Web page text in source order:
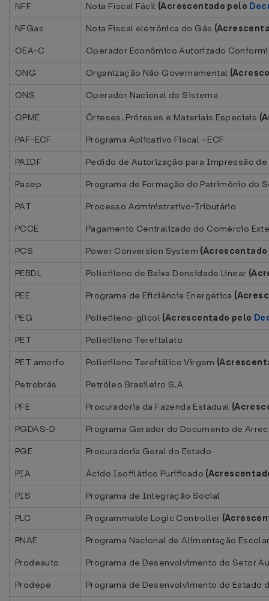
NFF
Nota Fiscal Fácil (Acrescentado pelo
NFGas
Nota Fiscal eletrônica do Gás
OEA-C
Operador Econômico Autorizado
ONG
Organização Não Governamental
ONS
Operador Nacional do Sistema
OPME
Órteses, Próteses e Materiais Especiais
PAF-ECF
Programa Aplicativo Fiscal - ECF
PAIDF
Pedido de Autorização para Impressão
Pasep
Programa de Formação do Patrimônio do
PAT
Processo Administrativo-Tributário
PCCE
Pagamento Centralizado do Comércio
PCS
Power Conversion System
PEBDL
Polietileno de Baixa Densidade Linear
PEE
Programa de Eficiência Energética
PEG
Polietileno-glicol (Acrescentado pelo
PET
Polietileno Tereftalato
PET amorfo
Polietileno Tereftálico Virgem
Petrobrás
Petróleo Brasileiro S.A
PFE
Procuradoria da Fazenda Estadual
PGDAS-D
Programa Gerador do Documento de
PGE
Procuradoria Geral do Estado
PIA
Ácido Isofilático Purificado
PIS
Programa de Integração Social
PLC
Programmable Logic Controller
PNAE
Programa Nacional de Alimentação
Prodeauto
Programa de Desenvolvimento do Setor
Prodepe
Programa de Desenvolvimento do Estado